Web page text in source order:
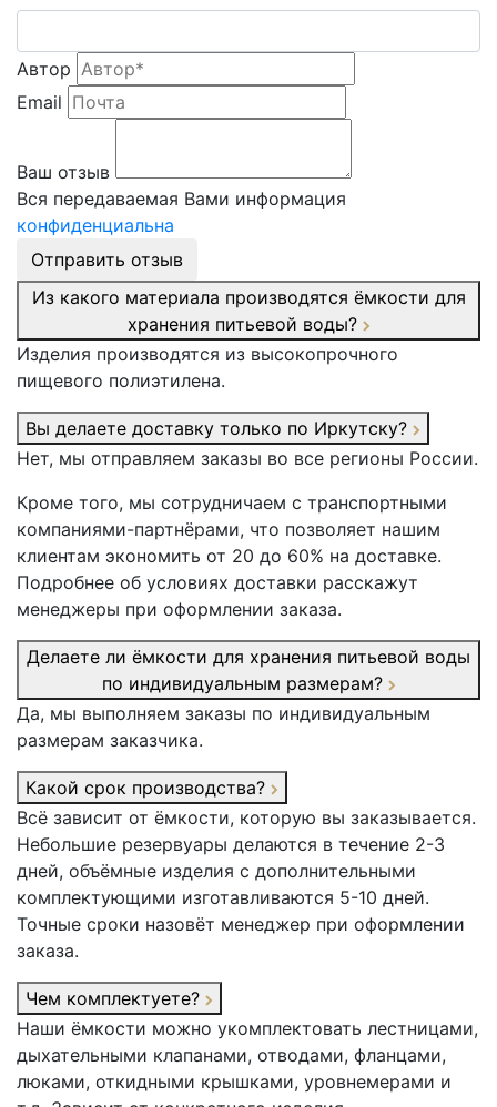
Автор
Email
Ваш отзыв
Вся передаваемая Вами информация
конфиденциальна
Отправить отзыв
Из какого материала производятся ёмкости для
хранения питьевой воды?
Изделия производятся из высокопрочного
пищевого полиэтилена.
Вы делаете доставку только по Иркутску?
Нет, мы отправляем заказы во все регионы России.
Кроме того, мы сотрудничаем с транспортными
компаниями-партнёрами, что позволяет нашим
клиентам экономить от 20 до 60% на доставке.
Подробнее об условиях доставки расскажут
менеджеры при оформлении заказа.
Делаете ли ёмкости для хранения питьевой воды
по индивидуальным размерам?
Да, мы выполняем заказы по индивидуальным
размерам заказчика.
Какой срок производства?
Всё зависит от ёмкости, которую вы заказывается.
Небольшие резервуары делаются в течение 2-3
дней, объёмные изделия с дополнительными
комплектующими изготавливаются 5-10 дней.
Точные сроки назовёт менеджер при оформлении
заказа.
Чем комплектуете?
Наши ёмкости можно укомплектовать лестницами,
дыхательными клапанами, отводами, фланцами,
люками, откидными крышками, уровнемерами и